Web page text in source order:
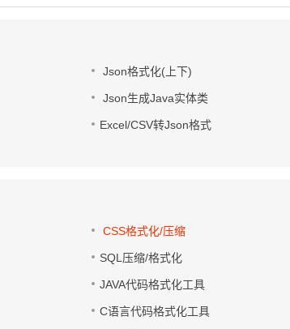
Json格式化(上下)
Json生成Java实体类
Excel/CSV转Json格式
CSS格式化/压缩
SQL压缩/格式化
JAVA代码格式化工具
C语言代码格式化工具